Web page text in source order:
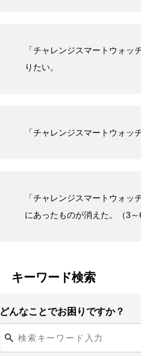
「チャレンジスマートウォ
りたい。
「チャレンジスマートウォッ
「チャレンジスマートウォ
にあったものが消えた。（3～
キーワード検索
どんなことでお困りですか？